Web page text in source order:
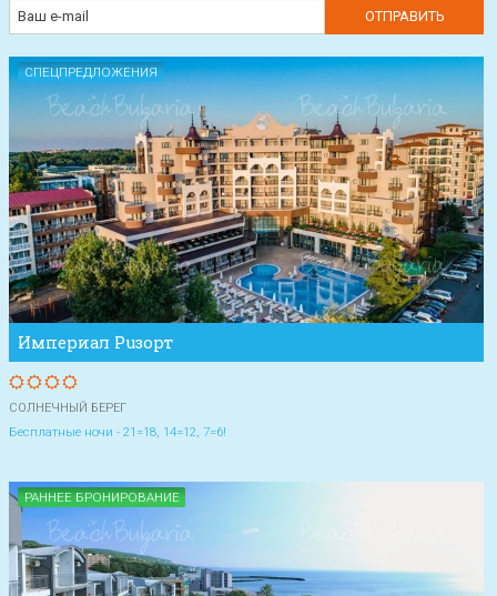
СПЕЦПРЕДЛОЖЕНИЯ
Империал Рuзорт
СОЛНЕЧНЫЙ БЕРЕГ
Бесплатные ночи - 21=18, 14=12, 7=6!
РАННЕЕ БРОНИРОВАНИЕ